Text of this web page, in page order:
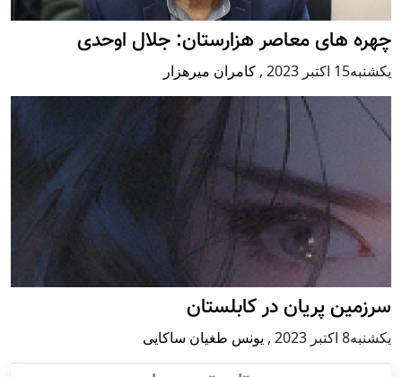
چهره های معاصر هزارستان: جلال اوحدی
يكشنبه15 اكتبر 2023 , کامران میرهزار
سرزمین پریان در کابلستان
يكشنبه8 اكتبر 2023 , یونس طغیان ساکایی